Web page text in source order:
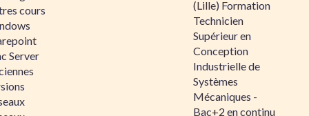
cours
Server
(Lille) Formation
Technicien
Supérieur en
Conception
Industrielle de
Systèmes
Mécaniques -
Bac+2 en continu